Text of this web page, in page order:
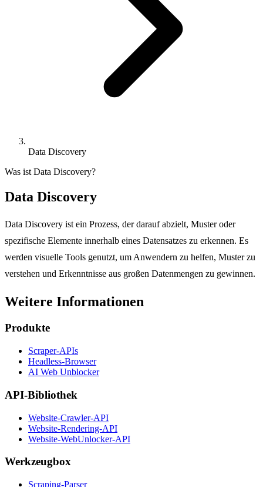
Data Discovery
Was ist Data Discovery?
Data Discovery
Data Discovery ist ein Prozess, der darauf abzielt, Muster oder
spezifische Elemente innerhalb eines Datensatzes zu erkennen. Es
werden visuelle Tools genutzt, um Anwendern zu helfen, Muster zu
verstehen und Erkenntnisse aus großen Datenmengen zu gewinnen.
Weitere Informationen
Produkte
Scraper-APIs
Headless-Browser
AI Web Unblocker
API-Bibliothek
Website-Crawler-API
Website-Rendering-API
Website-WebUnlocker-API
Werkzeugbox
Scraping-Parser